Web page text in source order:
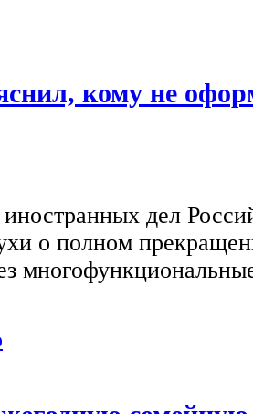
кому не
дел
о полном